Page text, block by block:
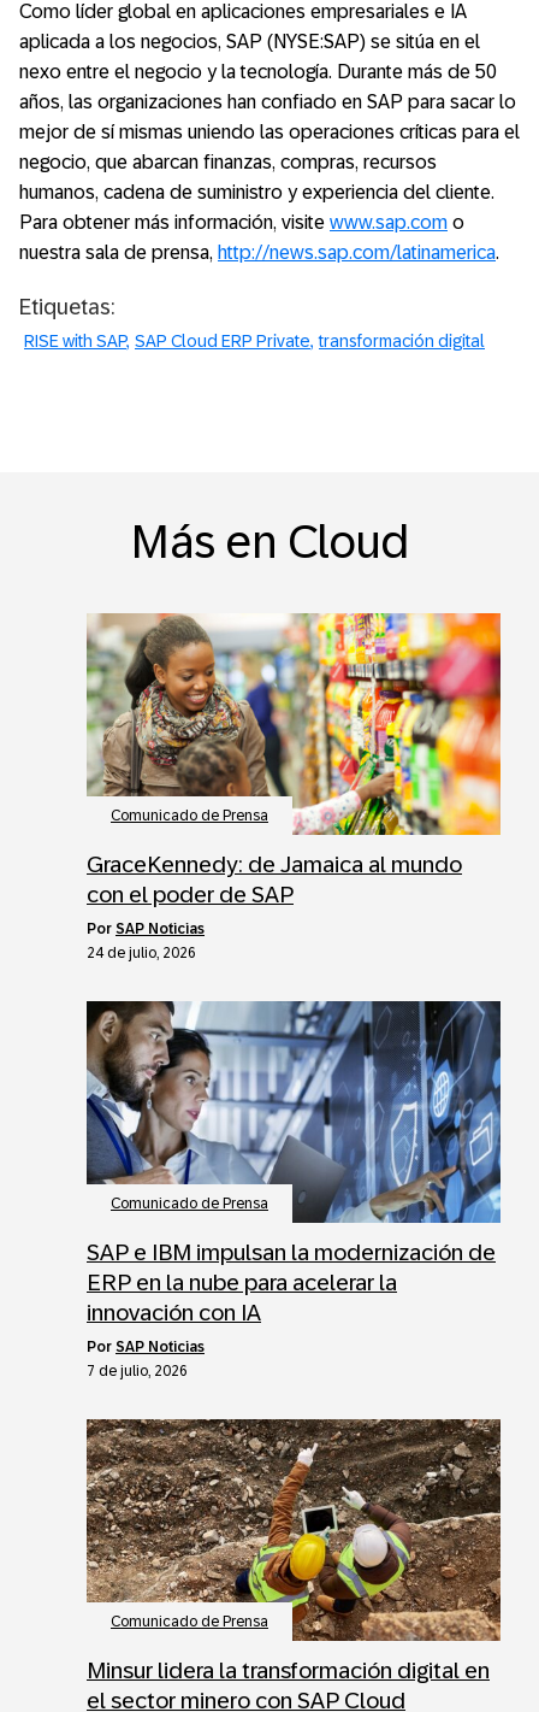
Como líder global en aplicaciones empresariales e IA
aplicada a los negocios, SAP (NYSE:SAP) se sitúa en el
nexo entre el negocio y la tecnología. Durante más de 50
años, las organizaciones han confiado en SAP para sacar lo
mejor de sí mismas uniendo las operaciones críticas para el
negocio, que abarcan finanzas, compras, recursos
humanos, cadena de suministro y experiencia del cliente.
Para obtener más información, visite www.sap.com o
nuestra sala de prensa, http://news.sap.com/latinamerica.
Etiquetas:
RISE with SAP SAP Cloud ERP Private transformación digital
Más en Cloud
Comunicado de Prensa
GraceKennedy: de Jamaica al mundo
con el poder de SAP
por SAP Noticias
24 de julio, 2026
Comunicado de Prensa
SAP e IBM impulsan la modernización de
ERP en la nube para acelerar la
innovación con IA
por SAP Noticias
7 de julio, 2026
Comunicado de Prensa
Minsur lidera la transformación digital en
el sector minero con SAP Cloud